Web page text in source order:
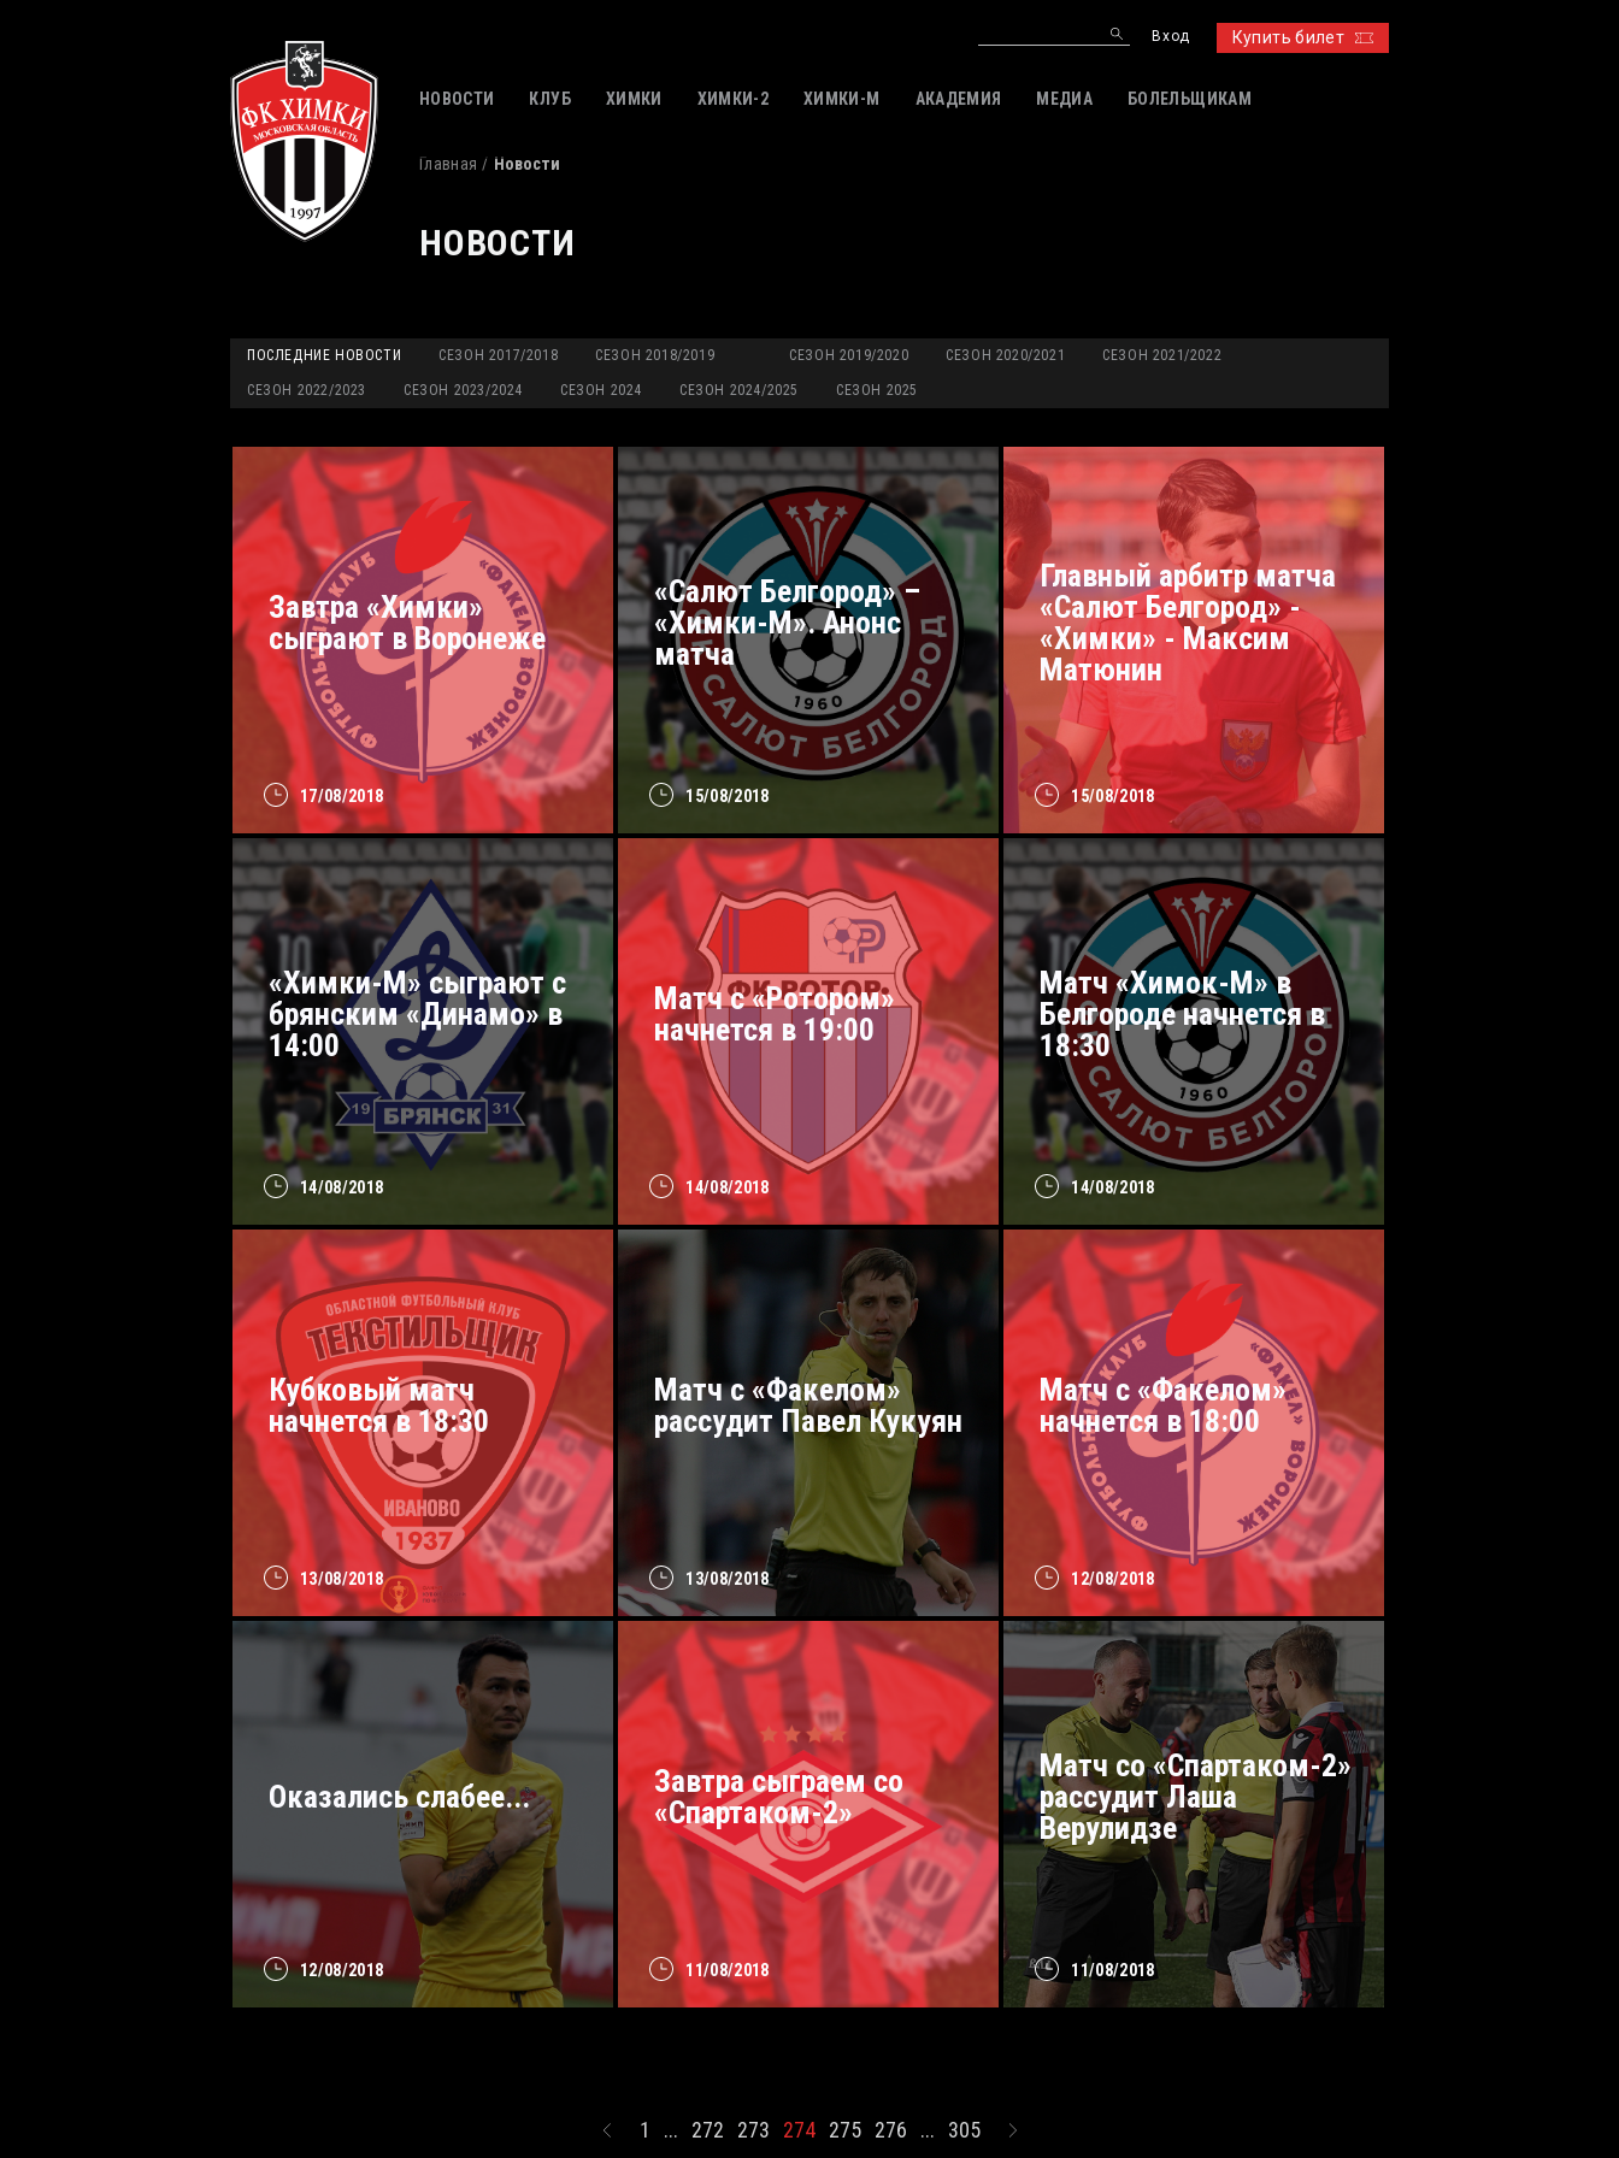
Купить билет
Вход
НОВОСТИ КЛУБ ХИМКИ ХИМКИ-2 ХИМКИ-M АКАДЕМИЯ МЕДИА БОЛЕЛЬЩИКАМ
Главная Новости
НОВОСТИ
ПОСЛЕДНИЕ НОВОСТИ СЕЗОН 2017/2018 СЕЗОН 2018/2019 СЕЗОН 2019/2020 СЕЗОН 2020/2021 СЕЗОН 2021/2022
СЕЗОН 2022/2023 СЕЗОН 2023/2024 СЕЗОН 2024 СЕЗОН 2024/2025 СЕЗОН 2025
17/08/2018
Завтра «Химки»
сыграют в Воронеже
15/08/2018
«Салют Белгород» –
«Химки-М». Анонс
матча
15/08/2018
Главный арбитр матча
«Салют Белгород» -
«Химки» - Максим
Матюнин
14/08/2018
«Химки-М» сыграют с
брянским «Динамо» в
14:00
14/08/2018
Матч с «Ротором»
начнется в 19:00
14/08/2018
Матч «Химок-М» в
Белгороде начнется в
18:30
13/08/2018
Кубковый матч
начнется в 18:30
13/08/2018
Матч с «Факелом»
рассудит Павел Кукуян
12/08/2018
Матч с «Факелом»
начнется в 18:00
12/08/2018
Оказались слабее...
11/08/2018
Завтра сыграем со
«Спартаком-2»
11/08/2018
Матч со «Спартаком-2»
рассудит Лаша
Верулидзе
1 ... 272 273 274 275 276 ... 305